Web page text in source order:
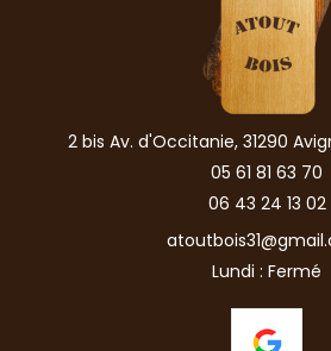
2 bis Av. d'Occitanie, 31290
05 61 81 63 70
06 43 24 13 02
Lundi : Fermé